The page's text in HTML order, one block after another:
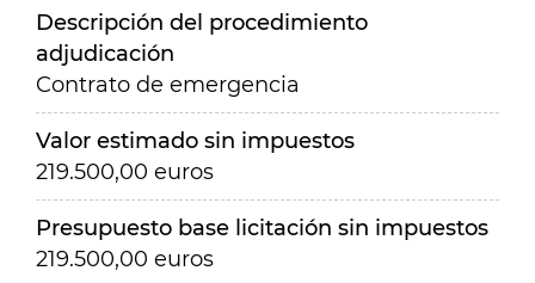
Descripción del procedimiento
adjudicación
Contrato de emergencia
Valor estimado sin impuestos
219.500,00 euros
Presupuesto base licitación sin impuestos
219.500,00 euros